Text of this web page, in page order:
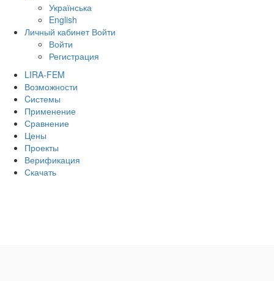
Українська
English
Личный кабинет Войти
Войти
Регистрация
LIRA-FEM
Возможности
Cистемы
Применение
Сравнение
Цены
Проекты
Верификация
Скачать